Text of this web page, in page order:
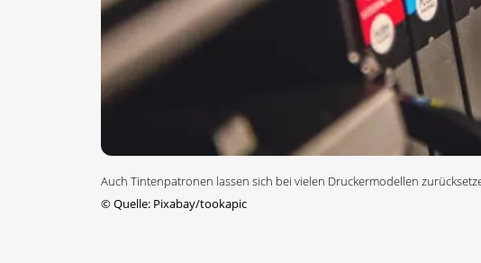
Auch Tintenpatronen lassen sich bei vielen Druckermodellen
©Quelle: Pixabay/tookapic